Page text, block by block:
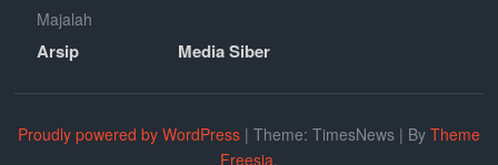
Majalah
Arsip Media Siber
Proudly powered by WordPress | Theme: TimesNews | By Theme
Freesia.